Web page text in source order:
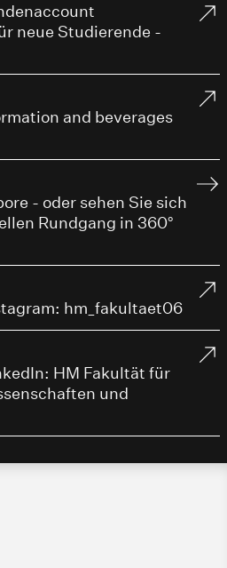
neue Studierende -
and beverages
- oder sehen Sie sich
Rundgang in 360°
hm_fakultaet06
HM Fakultät für
und